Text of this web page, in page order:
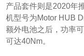
产品套件则是2020年
机型号为Motor HUB
额外电池之后，功率
可达40Nm。